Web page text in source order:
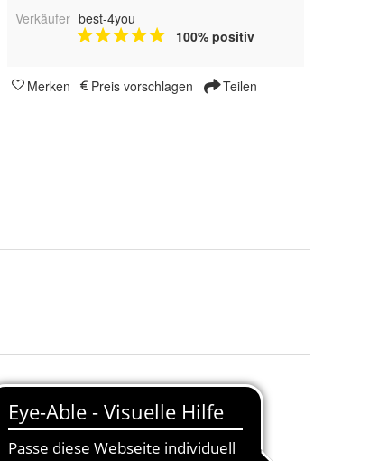
Verkäufer best-4you
100% positiv
Merken Preis vorschlagen Teilen